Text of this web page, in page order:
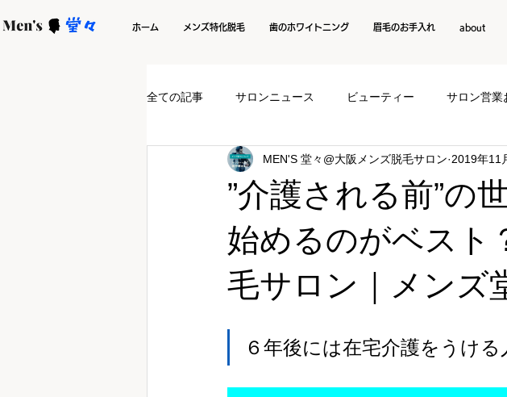
ホーム メンズ特化脱毛 歯のホワイトニング 眉毛のお手入れ about
全ての記事 サロンニュース ビューティー サロン営業
”介護される前”の
始めるのがベスト
毛サロン｜メンズ
MEN'S 堂々@大阪メンズ脱毛サロン 2019年11
６年後には在宅介護をうける